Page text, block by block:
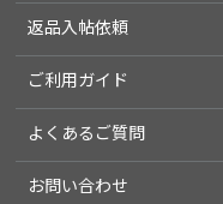
返品入帖依頼
ご利用ガイド
よくあるご質問
お問い合わせ